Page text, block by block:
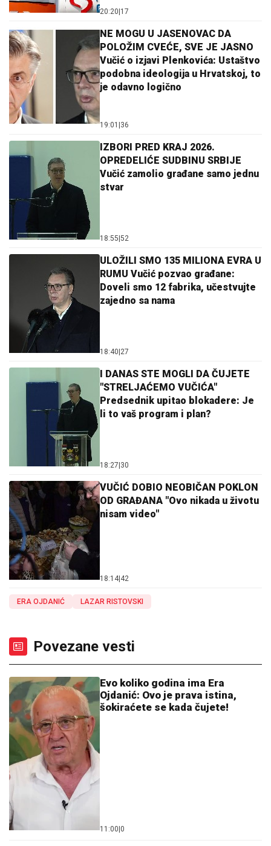
20:20 17
NE MOGU U JASENOVAC DA
POLOŽIM CVEĆE, SVE JE JASNO
Vučić o izjavi Plenkovića: Ustaštvo
podobna ideologija u Hrvatskoj, to
je odavno logično
19:01 36
IZBORI PRED KRAJ 2026.
OPREDELIĆE SUDBINU SRBIJE
Vučić zamolio građane samo jednu
stvar
18:55 52
ULOŽILI SMO 135 MILIONA EVRA U
RUMU Vučić pozvao građane:
Doveli smo 12 fabrika, učestvujte
zajedno sa nama
18:40 27
I DANAS STE MOGLI DA ČUJETE
"STRELJAĆEMO VUČIĆA"
Predsednik upitao blokadere: Je
li to vaš program i plan?
18:27 30
VUČIĆ DOBIO NEOBIČAN POKLON
OD GRAĐANA "Ovo nikada u životu
nisam video"
18:14 42
ERA OJDANIĆ LAZAR RISTOVSKI
Povezane vesti
Evo koliko godina ima Era
Ojdanić: Ovo je prava istina,
šokiraćete se kada čujete!
11:00 0